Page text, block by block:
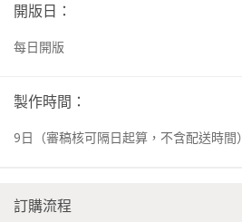
開版日：
每日開版
製作時間：
9日 （審稿核可隔日起算，不含配送時間）
訂購流程